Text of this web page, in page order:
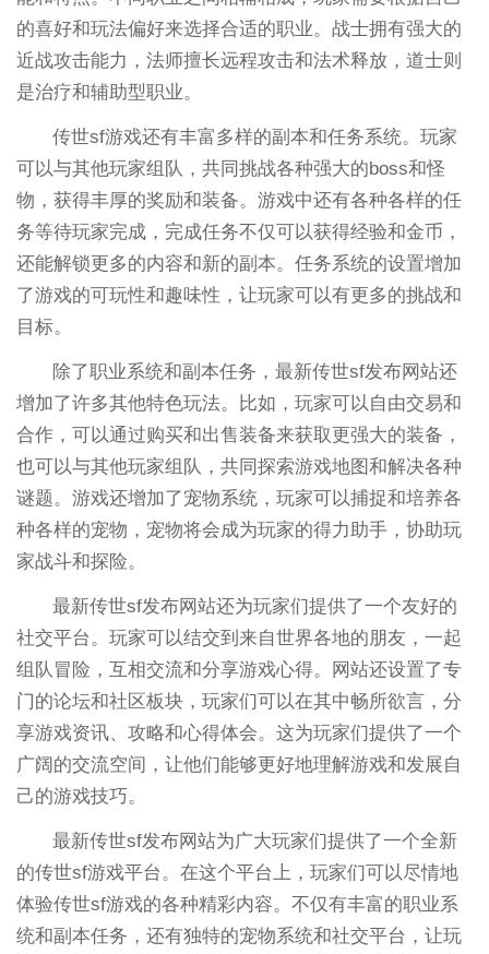
的喜好和玩法偏好来选择合适的职业。战士拥有强大的
近战攻击能力，法师擅长远程攻击和法术释放，道士则
是治疗和辅助型职业。
传世sf游戏还有丰富多样的副本和任务系统。玩家
可以与其他玩家组队，共同挑战各种强大的boss和怪
物，获得丰厚的奖励和装备。游戏中还有各种各样的任
务等待玩家完成，完成任务不仅可以获得经验和金币，
还能解锁更多的内容和新的副本。任务系统的设置增加
了游戏的可玩性和趣味性，让玩家可以有更多的挑战和
目标。
除了职业系统和副本任务，最新传世sf发布网站还
增加了许多其他特色玩法。比如，玩家可以自由交易和
合作，可以通过购买和出售装备来获取更强大的装备，
也可以与其他玩家组队，共同探索游戏地图和解决各种
谜题。游戏还增加了宠物系统，玩家可以捕捉和培养各
种各样的宠物，宠物将会成为玩家的得力助手，协助玩
家战斗和探险。
最新传世sf发布网站还为玩家们提供了一个友好的
社交平台。玩家可以结交到来自世界各地的朋友，一起
组队冒险，互相交流和分享游戏心得。网站还设置了专
门的论坛和社区板块，玩家们可以在其中畅所欲言，分
享游戏资讯、攻略和心得体会。这为玩家们提供了一个
广阔的交流空间，让他们能够更好地理解游戏和发展自
己的游戏技巧。
最新传世sf发布网站为广大玩家们提供了一个全新
的传世sf游戏平台。在这个平台上，玩家们可以尽情地
体验传世sf游戏的各种精彩内容。不仅有丰富的职业系
统和副本任务，还有独特的宠物系统和社交平台，让玩